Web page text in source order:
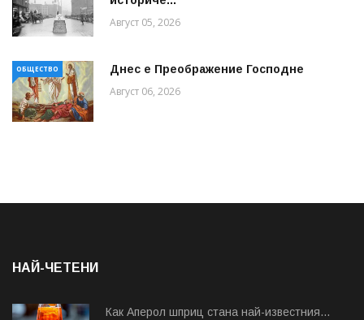
Август 05, 2026
ОБЩЕСТВО Днес е Преображение Господне
Август 06, 2026
НАЙ-ЧЕТЕНИ
Как Аперол шприц стана най-известния...